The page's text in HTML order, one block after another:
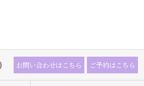
お問い合わせはこちら ご予約はこちら